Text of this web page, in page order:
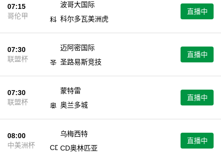
07:15
哥伦甲
波哥大国际
科尔多瓦美洲虎
直播中
07:30
联盟杯
迈阿密国际
圣路易斯竞技
直播中
07:30
联盟杯
蒙特雷
奥兰多城
直播中
08:00
中美洲杯
乌梅西特
CD奥林匹亚
直播中